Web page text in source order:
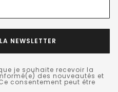
NEWSLETTER
je souhaite recevoir la
des nouveautés et
consentement peut être